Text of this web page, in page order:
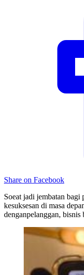
Share on Facebook
Soeat jadi jembatan
kesuksesan di masa
denganpelanggan, bisnis